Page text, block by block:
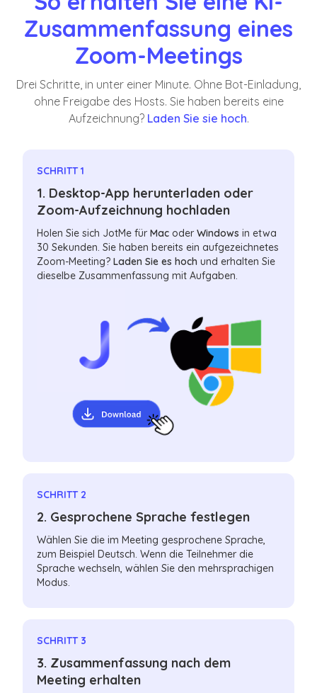
Zusammenfassung eines
Zoom-Meetings
Drei Schritte, in unter einer Minute. Ohne Bot-Einladung,
ohne Freigabe des Hosts. Sie haben bereits eine
Aufzeichnung? Laden Sie sie hoch.
SCHRITT 1
1. Desktop-App herunterladen oder
Zoom-Aufzeichnung hochladen
Holen Sie sich JotMe fürMac oderWindows in etwa
30 Sekunden. Sie haben bereits ein aufgezeichnetes
Zoom-Meeting?Laden Sie es hoch und erhalten Sie
dieselbe Zusammenfassung mit Aufgaben.
SCHRITT 2
2. Gesprochene Sprache festlegen
Wählen Sie die im Meeting gesprochene Sprache,
zum Beispiel Deutsch. Wenn die Teilnehmer die
Sprache wechseln, wählen Sie den mehrsprachigen
Modus.
SCHRITT 3
3. Zusammenfassung nach dem
Meeting erhalten